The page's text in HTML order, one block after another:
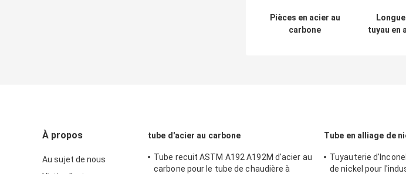
Pièces en acier au
carbone
tuyau en
À propos
Au sujet de nous
tube d'acier au carbone
Tube recuit ASTM A192 A192M d'acier au
carbone pour le tube de chaudière à
Tube en alliage de
Tuyauterie
de nickel pour